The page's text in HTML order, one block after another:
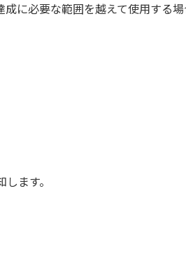
に必要な範囲を越えて使用する
ます。